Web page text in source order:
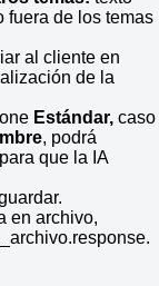
fuera de los temas
al cliente en
de la
Estándar, caso
, podrá
que la IA
en archivo,